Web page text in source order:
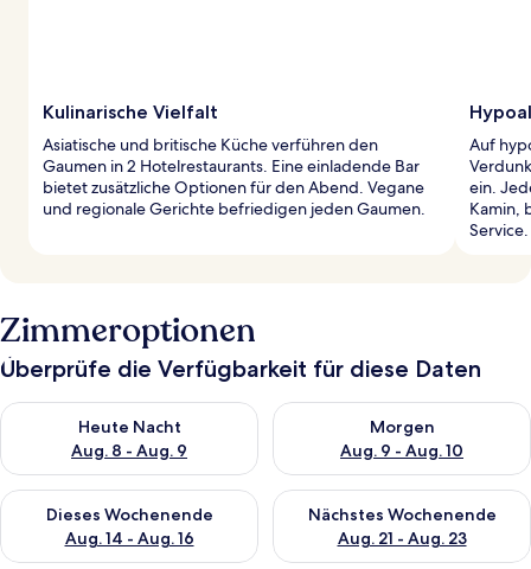
Kulinarische Vielfalt
Asiatische und britische Küche verführen den
Gaumen in 2 Hotelrestaurants. Eine einladende Bar
bietet zusätzliche Optionen für den Abend. Vegane
und regionale Gerichte befriedigen jeden Gaumen.
Auf
ein.
Kamin,
Service.
Zimmeroptionen
Überprüfe die Verfügbarkeit für diese Daten
Heute Nacht
Aug. 8 - Aug. 9
Überprüfe die Verfügbarkeit für heute Nacht, Aug. 8 - Aug. 9.
Morgen
Aug. 9 - Aug. 10
Überprüfe die Verfügbarkeit
Dieses Wochenende
Aug. 14 - Aug. 16
Überprüfe die Verfügbarkeit für dieses Wochenende, Aug. 14
Nächstes Wochenende
Aug. 21 - Aug. 23
Überprüfe die Verfügbarkeit